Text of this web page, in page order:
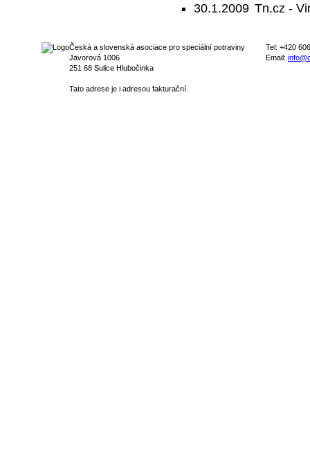
30.1.2009 Tn.cz -
Česká a slovenská asociace pro speciální potraviny
Javorová 1006
251 68 Sulice Hlubočinka
Tato adrese je i adresou fakturační.
Tel: +420
Email: